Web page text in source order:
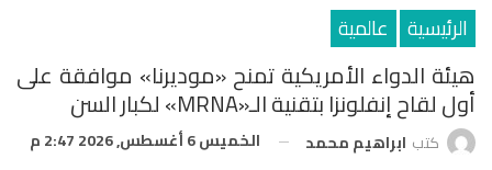
الرئيسية عالمية
هيئة الدواء الأمريكية تمنح «موديرنا» موافقة على
أول لقاح إنفلونزا بتقنية الـ«mRNA» لكبار السن
كتب ابراهيم محمد الخميس 6 أغسطس, 2026 2:47 م